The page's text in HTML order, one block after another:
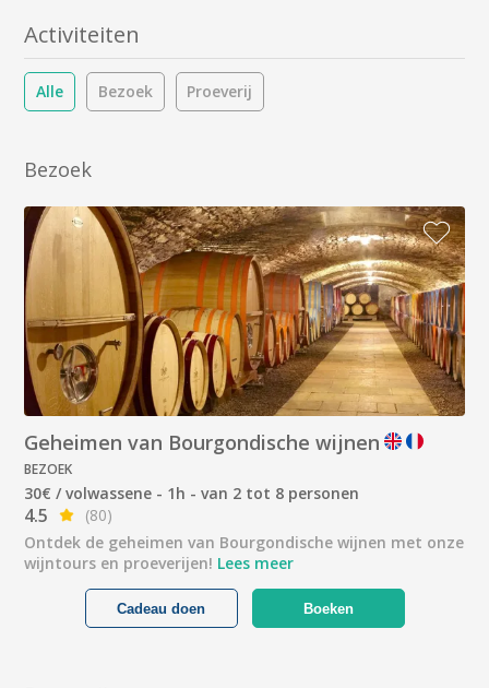
Activiteiten
Alle Bezoek Proeverij
Bezoek
Geheimen van Bourgondische wijnen
BEZOEK
30€ / volwassene - 1h - van 2 tot 8 personen
4.5
(80)
Ontdek de geheimen van Bourgondische wijnen met onze
wijntours en proeverijen! Lees meer
Boeken
Cadeau doen